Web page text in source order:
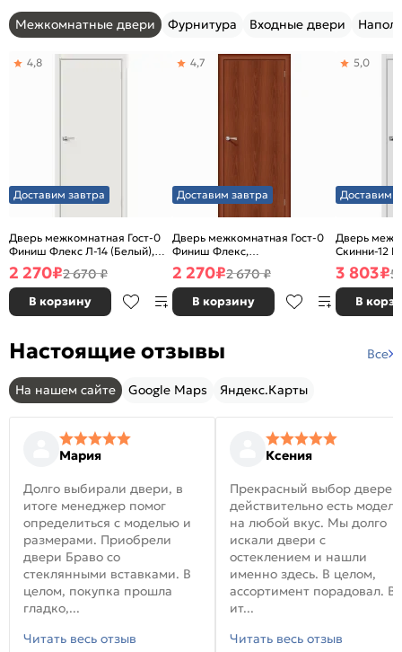
Межкомнатные двери Фурнитура Входные двери
Доставим завтра
Дверь межкомнатная Гост-0
Финиш Флекс Л-14 (Белый),
глухая, каркасно-щитовая
4,8
2 270₽2 670 ₽
В корзину
Доставим завтра
Дверь межкомнатная Гост-0
Финиш Флекс,
Ламинированные Л-11
(ИталОрех), глухая, каркасно-
щитовая
4,7
2 270₽2 670 ₽
В корзину
Доставим
Дверь
Скинни-12
глухая,
5,0
3 803₽5
В
Настоящие отзывы Все
На нашем сайте Google Maps Яндекс.Карты
Мария
Долго выбирали двери, в
итоге менеджер помог
определиться с моделью и
размерами. Приобрели
двери Браво со
стеклянными вставками. В
целом, покупка прошла
гладко,...
Читать весь отзыв
Ксения
Прекрасный выбор
действительно есть модели
на любой вкус. Мы долго
искали двери с
остеклением и нашли
именно здесь. В целом,
ассортимент порадовал. В
ит...
Читать весь отзыв